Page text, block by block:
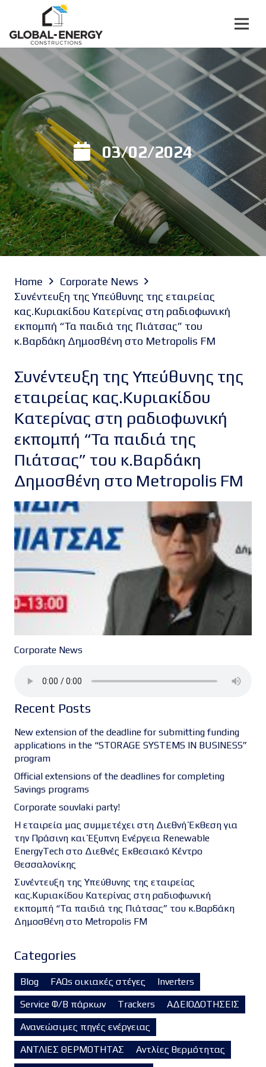
03/02/2024
Home
Corporate News
Συνέντευξη της Υπεύθυνης της εταιρείας
κας.Κυριακίδου Κατερίνας στη ραδιοφωνική
εκπομπή “Τα παιδιά της Πιάτσας” του
κ.Βαρδάκη Δημοσθένη στο Metropolis FM
Recent Posts
New extension of the deadline for submitting funding
applications in the “STORAGE SYSTEMS IN BUSINESS”
program
Official extensions of the deadlines for completing
Savings programs
Corporate souvlaki party!
Η εταιρεία μας συμμετέχει στη Διεθνή Έκθεση για
την Πράσινη και Έξυπνη Ενέργεια Renewable
EnergyTech στο Διεθνές Εκθεσιακό Κέντρο
Θεσσαλονίκης
Συνέντευξη της Υπεύθυνης της εταιρείας
κας.Κυριακίδου Κατερίνας στη ραδιοφωνική
εκπομπή “Τα παιδιά της Πιάτσας” του κ.Βαρδάκη
Δημοσθένη στο Metropolis FM
Categories
Blog FAQs οικιακές στέγες
Inverters
Service Φ/Β πάρκων
Trackers
ΑΔΕΙΟΔΟΤΗΣΕΙΣ
Ανανεώσιμες πηγές ενέργειας
ΑΝΤΛΙΕΣ ΘΕΡΜΟΤΗΤΑΣ
Αντλίες θερμότητας
Συνέντευξη της Υπεύθυνης της
εταιρείας κας.Κυριακίδου
Κατερίνας στη ραδιοφωνική
εκπομπή “Τα παιδιά της
Πιάτσας” του κ.Βαρδάκη
Δημοσθένη στο Metropolis FM
Corporate News